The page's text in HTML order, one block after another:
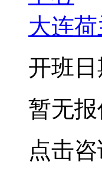
大连
开班
暂无报
点击咨